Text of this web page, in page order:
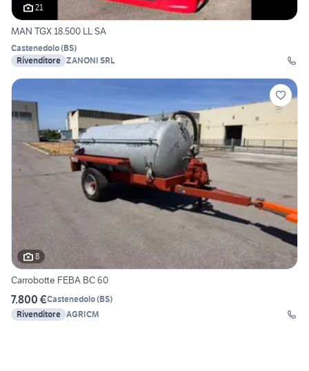
21
MAN TGX 18.500 LL SA
Castenedolo(BS)
Rivenditore ZANONI SRL
8
Carrobotte FEBA BC 60
7.800 €Castenedolo(BS)
Rivenditore AGRICM